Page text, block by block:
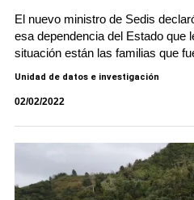
El nuevo ministro de Sedis
esa dependencia del Estado que
situación están las familias que
Unidad de datos e investigación
02/02/2022